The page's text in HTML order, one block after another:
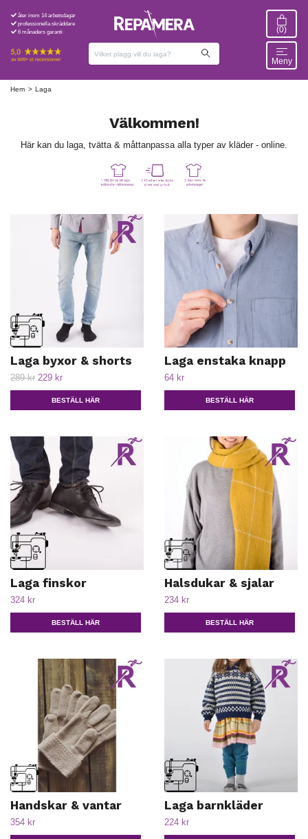
Meny
åter inom 14 arbetsdagar
professionella skräddare
6 månaders garanti
(0)
Hem Laga
Välkommen!
Här kan du laga, tvätta & måttanpassa alla typer av kläder - online.
Laga byxor & shorts
289 kr 229 kr
BESTÄLL HÄR
Laga enstaka knapp
64 kr
BESTÄLL HÄR
Laga finskor
324 kr
BESTÄLL HÄR
Halsdukar & sjalar
234 kr
BESTÄLL HÄR
Handskar & vantar
354 kr
Laga barnkläder
224 kr